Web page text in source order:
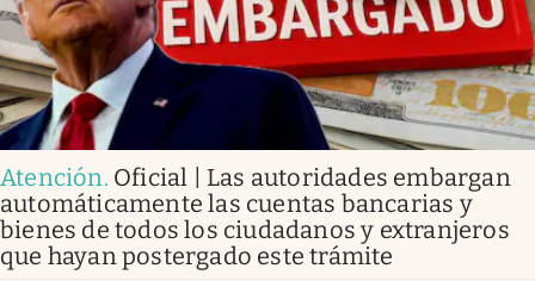
Atención. Oficial | Las autoridades embargan
automáticamente las cuentas bancarias y
bienes de todos los ciudadanos y extranjeros
que hayan postergado este trámite